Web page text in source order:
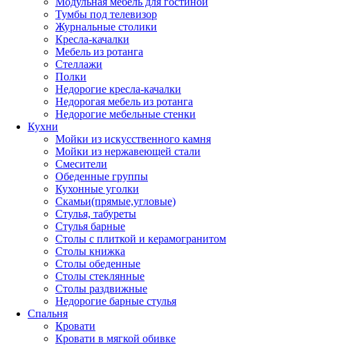
Тумбы под телевизор
Журнальные столики
Кресла-качалки
Мебель из ротанга
Стеллажи
Полки
Недорогие кресла-качалки
Недорогая мебель из ротанга
Недорогие мебельные стенки
Кухни
Мойки из искусственного камня
Мойки из нержавеющей стали
Смесители
Обеденные группы
Кухонные уголки
Скамьи(прямые,угловые)
Стулья, табуреты
Стулья барные
Столы с плиткой и керамогранитом
Столы книжка
Столы обеденные
Столы стеклянные
Столы раздвижные
Недорогие барные стулья
Спальня
Кровати
Кровати в мягкой обивке